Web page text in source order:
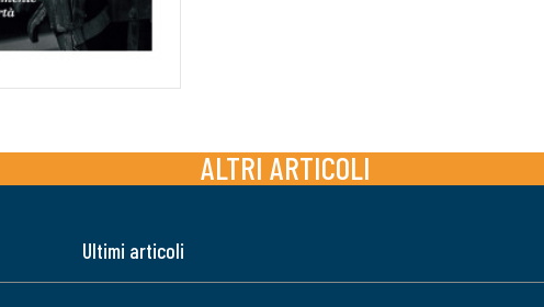
ALTRI ARTICOLI
Ultimi articoli